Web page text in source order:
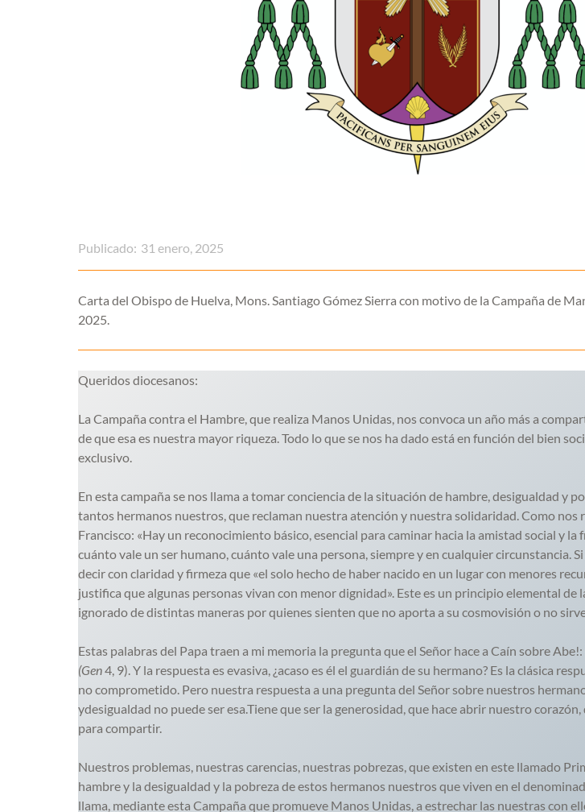
Publicado: 31 enero, 2025
Carta del Obispo de Huelva, Mons. Santiago Gómez Sierra con motivo de la Campaña de
2025.
Queridos diocesanos:
La Campaña contra el Hambre, que realiza Manos Unidas, nos convoca un año más a
de que esa es nuestra mayor riqueza. Todo lo que se nos ha dado está en función del bien
exclusivo.
En esta campaña se nos llama a tomar conciencia de la situación de hambre, desigualdad y
tantos hermanos nuestros, que reclaman nuestra atención y nuestra solidaridad. Como nos
Francisco: «Hay un reconocimiento básico, esencial para caminar hacia la amistad social y
cuánto vale un ser humano, cuánto vale una persona, siempre y en cualquier circunstancia.
decir con claridad y firmeza que «el solo hecho de haber nacido en un lugar con menores
justifica que algunas personas vivan con menor dignidad». Este es un principio elemental de
ignorado de distintas maneras por quienes sienten que no aporta a su cosmovisión o no
Estas palabras del Papa traen a mi memoria la pregunta que el Señor hace a Caín sobre
(Gen4, 9). Y la respuesta es evasiva, ¿acaso es él el guardián de su hermano? Es la clásica
no comprometido. Pero nuestra respuesta a una pregunta del Señor sobre nuestros
ydesigualdad no puede ser esa.Tiene que ser la generosidad, que hace abrir nuestro
para compartir.
Nuestros problemas, nuestras carencias, nuestras pobrezas, que existen en este llamado
hambre y la desigualdad y la pobreza de estos hermanos nuestros que viven en el
llama, mediante esta Campaña que promueve Manos Unidas, a estrechar las nuestras con